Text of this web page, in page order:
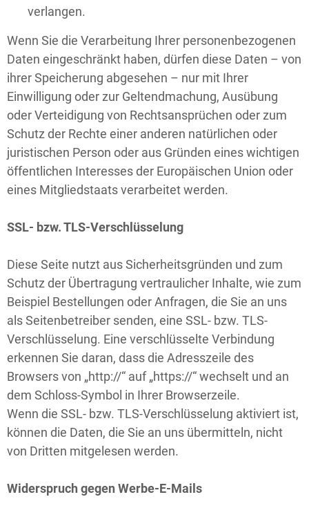
verlangen.
Wenn Sie die Verarbeitung Ihrer personenbezogenen
Daten eingeschränkt haben, dürfen diese Daten – von
ihrer Speicherung abgesehen – nur mit Ihrer
Einwilligung oder zur Geltendmachung, Ausübung
oder Verteidigung von Rechtsansprüchen oder zum
Schutz der Rechte einer anderen natürlichen oder
juristischen Person oder aus Gründen eines wichtigen
öffentlichen Interesses der Europäischen Union oder
eines Mitgliedstaats verarbeitet werden.
SSL- bzw. TLS-Verschlüsselung
Diese Seite nutzt aus Sicherheitsgründen und zum
Schutz der Übertragung vertraulicher Inhalte, wie zum
Beispiel Bestellungen oder Anfragen, die Sie an uns
als Seitenbetreiber senden, eine SSL- bzw. TLS-
Verschlüsselung. Eine verschlüsselte Verbindung
erkennen Sie daran, dass die Adresszeile des
Browsers von „http://“ auf „https://“ wechselt und an
dem Schloss-Symbol in Ihrer Browserzeile.
Wenn die SSL- bzw. TLS-Verschlüsselung aktiviert ist,
können die Daten, die Sie an uns übermitteln, nicht
von Dritten mitgelesen werden.
Widerspruch gegen Werbe-E-Mails